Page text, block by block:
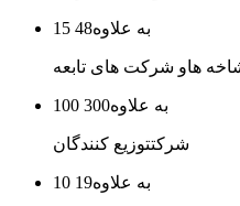
15 به علاوه48
هاو شرکت های تابعه
100 به علاوه300
شرکتتوزیع کنندگان
10 به علاوه19